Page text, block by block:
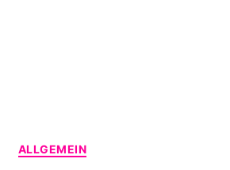
Kategorien
ALLGEMEIN